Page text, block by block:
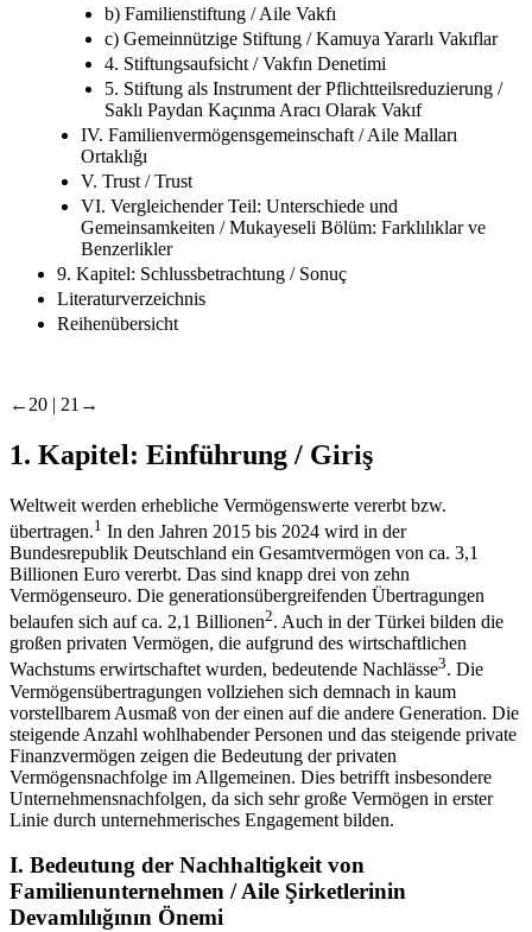
b) Familienstiftung / Aile Vakfı
c) Gemeinnützige Stiftung / Kamuya Yararlı Vakıflar
4. Stiftungsaufsicht / Vakfın Denetimi
5. Stiftung als Instrument der Pflichtteilsreduzierung /
Saklı Paydan Kaçınma Aracı Olarak Vakıf
IV. Familienvermögensgemeinschaft / Aile Malları
Ortaklığı
V. Trust / Trust
VI. Vergleichender Teil: Unterschiede und
Gemeinsamkeiten / Mukayeseli Bölüm: Farklılıklar ve
Benzerlikler
9. Kapitel: Schlussbetrachtung / Sonuç
Literaturverzeichnis
Reihenübersicht
←20 | 21→
1. Kapitel: Einführung / Giriş
Weltweit werden erhebliche Vermögenswerte vererbt bzw.
übertragen.1 In den Jahren 2015 bis 2024 wird in der
Bundesrepublik Deutschland ein Gesamtvermögen von ca. 3,1
Billionen Euro vererbt. Das sind knapp drei von zehn
Vermögenseuro. Die generationsübergreifenden Übertragungen
belaufen sich auf ca. 2,1 Billionen2. Auch in der Türkei bilden die
großen privaten Vermögen, die aufgrund des wirtschaftlichen
Wachstums erwirtschaftet wurden, bedeutende Nachlässe3. Die
Vermögensübertragungen vollziehen sich demnach in kaum
vorstellbarem Ausmaß von der einen auf die andere Generation. Die
steigende Anzahl wohlhabender Personen und das steigende private
Finanzvermögen zeigen die Bedeutung der privaten
Vermögensnachfolge im Allgemeinen. Dies betrifft insbesondere
Unternehmensnachfolgen, da sich sehr große Vermögen in erster
Linie durch unternehmerisches Engagement bilden.
I. Bedeutung der Nachhaltigkeit von
Familienunternehmen /Aile Şirketlerinin
Devamlılığının Önemi